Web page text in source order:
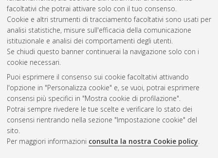
facoltativi che potrai attivare solo con il tuo consenso.
Cookie e altri strumenti di tracciamento facoltativi sono usati per
analisi statistiche, misure sull'efficacia della comunicazione
istituzionale e analisi dei comportamenti degli utenti.
Se chiudi questo banner continuerai la navigazione solo con i
cookie necessari.
Puoi esprimere il consenso sui cookie facoltativi attivando
l'opzione in "Personalizza cookie" e, se vuoi, potrai esprimere
consensi più specifici in "Mostra cookie di profilazione".
Potrai sempre rivedere le tue scelte e verificare lo stato dei
consensi rientrando nella sezione "Impostazione cookie" del
sito.
Per maggiori informazioni consulta la nostra Cookie policy.
Gestione del documento:
Atom
Rss 1.0
Rss 2.0
AMS Laurea